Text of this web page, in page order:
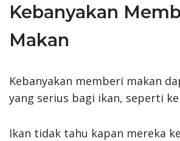
Kebanyakan
Makan
Kebanyakan memberi makan
yang serius bagi ikan, seperti
Ikan tidak tahu kapan mereka